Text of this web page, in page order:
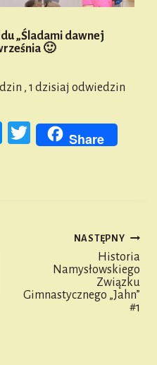
„Śladami dawnej
🙂
, 1 dzisiaj odwiedzin
M
T
Share
NASTĘPNY
Historia
Namysłowskiego
Związku
Gimnastycznego „Jahn”
#1